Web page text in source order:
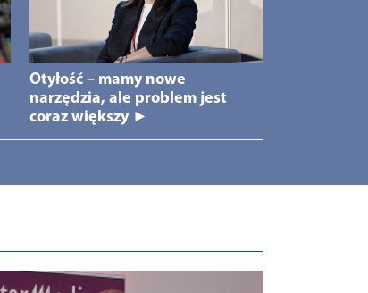
Otyłość – mamy nowe
narzędzia, ale problem jest
coraz większy ►